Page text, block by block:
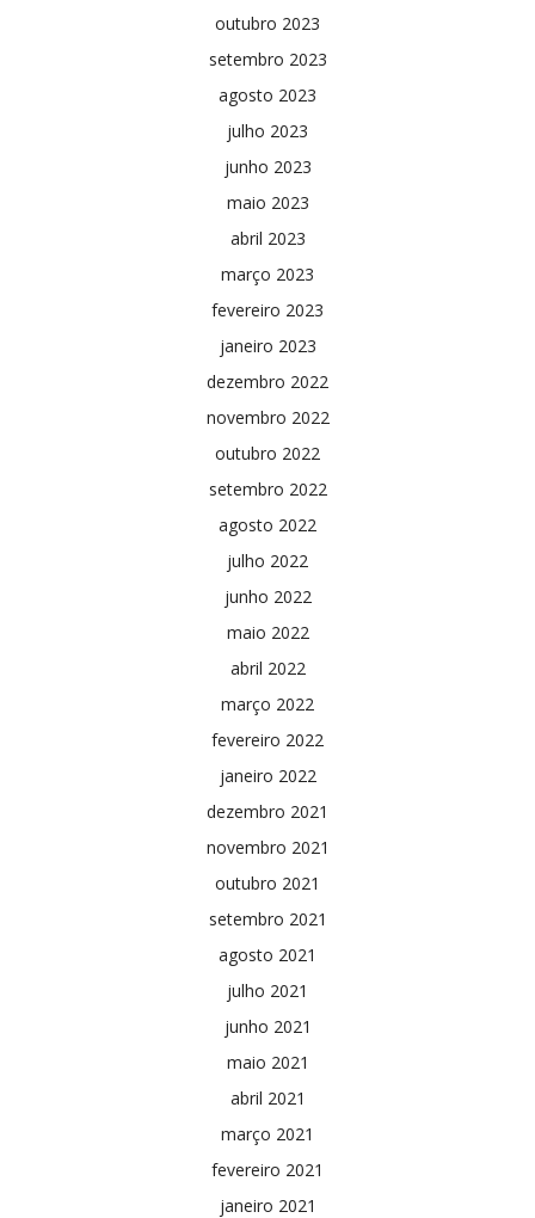
outubro 2023
setembro 2023
agosto 2023
julho 2023
junho 2023
maio 2023
abril 2023
março 2023
fevereiro 2023
janeiro 2023
dezembro 2022
novembro 2022
outubro 2022
setembro 2022
agosto 2022
julho 2022
junho 2022
maio 2022
abril 2022
março 2022
fevereiro 2022
janeiro 2022
dezembro 2021
novembro 2021
outubro 2021
setembro 2021
agosto 2021
julho 2021
junho 2021
maio 2021
abril 2021
março 2021
fevereiro 2021
janeiro 2021